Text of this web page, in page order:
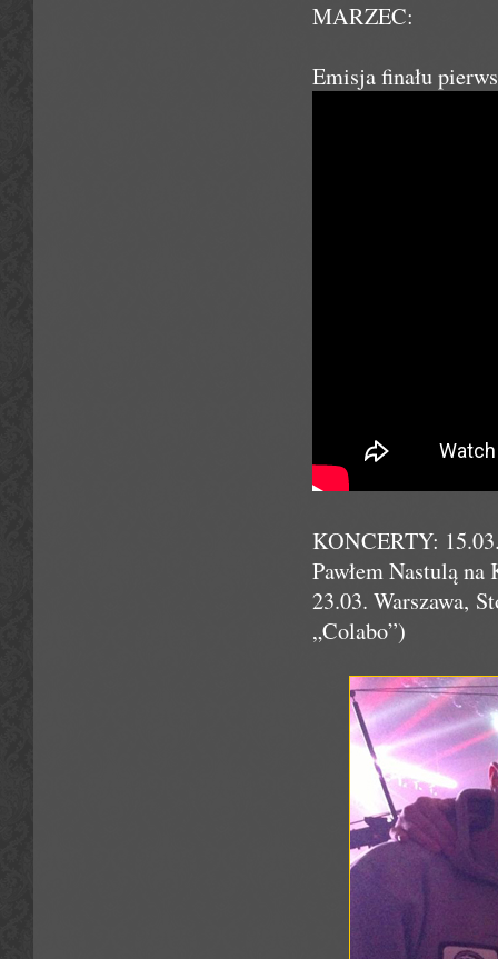
MARZEC:
Emisja finału
KONCERTY:
Pawłem Nastulą na
23.03. Warszawa,
„Colabo”)